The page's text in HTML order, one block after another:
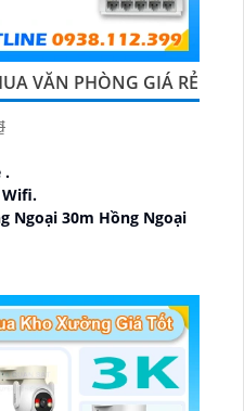
VĂN PHÒNG GIÁ RẺ
.
Wifi.
Ngoại 30m Hồng Ngoại